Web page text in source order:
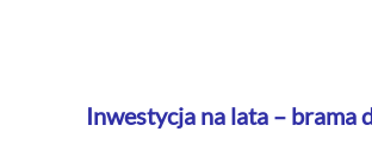
Inwestycja na lata – brama